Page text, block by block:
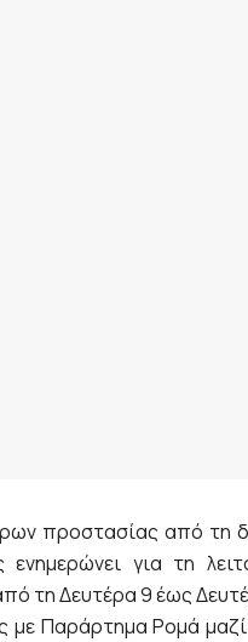
προστασίας από τη
ενημερώνει για τη
τη Δευτέρα 9 έως
με Παράρτημα Ρομά